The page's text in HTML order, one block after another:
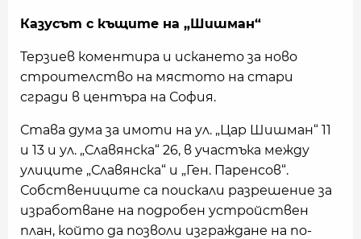
Казусът с къщите на „Шишман“
Терзиев коментира и искането за ново
строителство на мястото на стари
сгради в центъра на София.
Става дума за имоти на ул. „Цар Шишман“ 11
и 13 и ул. „Славянска“ 26, в участъка между
улиците „Славянска“ и „Ген. Паренсов“.
Собствениците са поискали разрешение за
изработване на подробен устройствен
план, който да позволи изграждане на по-